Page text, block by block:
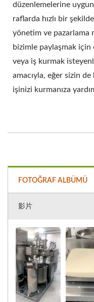
düzenlemelerine
raflarda hızlı bir
yönetim ve pazarlama
bizimle paylaşmak için
veya iş kurmak
amacıyla, eğer sizin
işinizi kurmanıza
FOTOĞRAF ALBÜMÜ
影片